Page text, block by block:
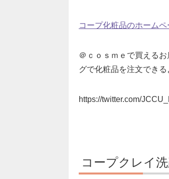
コープ化粧品のホームペ
＠ｃｏｓｍｅで買える
グで化粧品を注文でき
https://twitter.com/
コープクレイ